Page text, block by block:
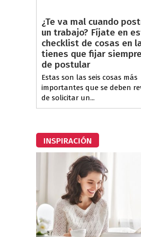
¿Te va mal cuando
un trabajo? Fíjate en
checklist de cosas en
tienes que fijar
de postular
Estas son las seis cosas más
importantes que se deben
de solicitar un...
INSPIRACIÓN